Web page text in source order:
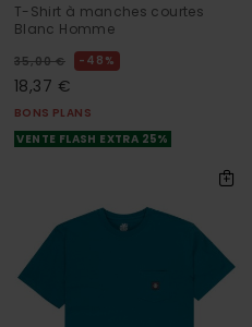
T-Shirt à manches courtes
Blanc Homme
35,00 € 48%
18,37 €
BONS PLANS
VENTE FLASH EXTRA 25%